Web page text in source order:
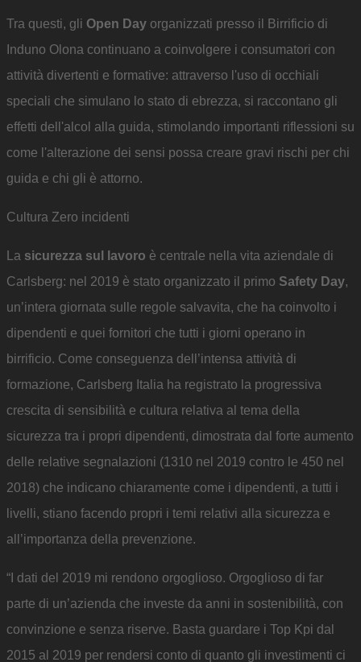
Tra questi, gli Open Day organizzati presso il Birrificio di
Induno Olona continuano a coinvolgere i consumatori con
attività divertenti e formative: attraverso l'uso di occhiali
speciali che simulano lo stato di ebrezza, si raccontano gli
effetti dell'alcol alla guida, stimolando importanti riflessioni su
come l'alterazione dei sensi possa creare gravi rischi per chi
guida e chi gli è attorno.
Cultura Zero incidenti
La sicurezza sul lavoro è centrale nella vita aziendale di
Carlsberg: nel 2019 è stato organizzato il primo Safety Day,
un’intera giornata sulle regole salvavita, che ha coinvolto i
dipendenti e quei fornitori che tutti i giorni operano in
birrificio. Come conseguenza dell’intensa attività di
formazione, Carlsberg Italia ha registrato la progressiva
crescita di sensibilità e cultura relativa al tema della
sicurezza tra i propri dipendenti, dimostrata dal forte aumento
delle relative segnalazioni (1310 nel 2019 contro le 450 nel
2018) che indicano chiaramente come i dipendenti, a tutti i
livelli, stiano facendo propri i temi relativi alla sicurezza e
all’importanza della prevenzione.
“I dati del 2019 mi rendono orgoglioso. Orgoglioso di far
parte di un’azienda che investe da anni in sostenibilità, con
convinzione e senza riserve. Basta guardare i Top Kpi dal
2015 al 2019 per rendersi conto di quanto gli investimenti ci